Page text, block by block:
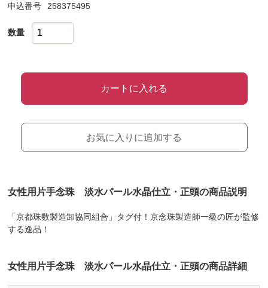
申込番号 258375495
数量
カートに入れる
お気に入りに追加する
女性用片手念珠 淡水パール水晶仕立・正頭の商品説明
「京都珠数製造卸協同組合」タグ付！京念珠製造師一級の匠が監修
する逸品！
女性用片手念珠 淡水パール水晶仕立・正頭の商品詳細